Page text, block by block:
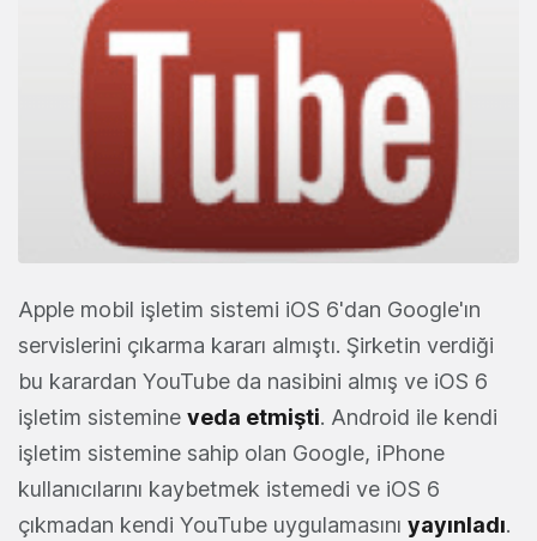
Apple mobil işletim sistemi iOS 6'dan Google'ın
servislerini çıkarma kararı almıştı. Şirketin verdiği
bu karardan YouTube da nasibini almış ve iOS 6
işletim sistemine veda etmişti. Android ile kendi
işletim sistemine sahip olan Google, iPhone
kullanıcılarını kaybetmek istemedi ve iOS 6
çıkmadan kendi YouTube uygulamasını yayınladı.